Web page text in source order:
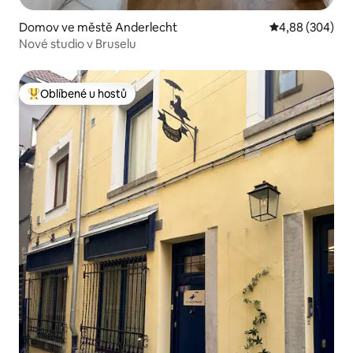
Domov ve městě Anderlecht Průměrné
4,88 (304)
Nové studio v Bruselu
Nejlepší v kategorii Oblíbené u hostů
Oblíbené u hostů